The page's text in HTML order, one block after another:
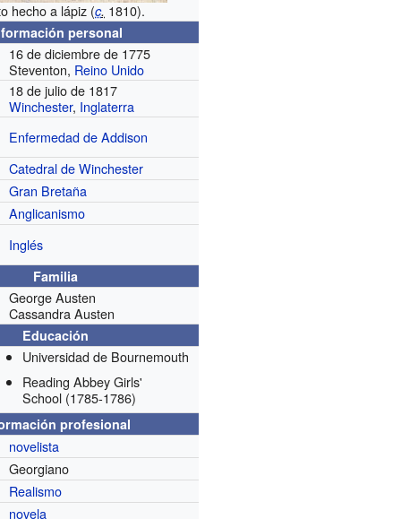
hecho a lápiz (c. 1810).
personal
16 de diciembre de 1775
Steventon, Reino Unido
18 de julio de 1817
Winchester, Inglaterra
Enfermedad de Addison
Catedral de Winchester
Gran Bretaña
Anglicanismo
Inglés
Familia
George Austen
Cassandra Austen
Educación
Universidad de Bournemouth
Reading Abbey Girls'
School (1785-1786)
profesional
novelista
Georgiano
Realismo
novela